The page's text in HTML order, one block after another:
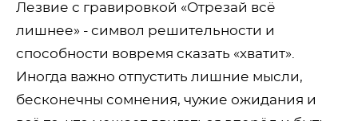
Лезвие с гравировкой «Отрезай всё
лишнее» - символ решительности и
способности вовремя сказать «хватит».
Иногда важно отпустить лишние мысли,
бесконечны сомнения, чужие ожидания и